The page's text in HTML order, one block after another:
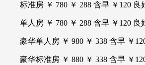
标准房 ￥ 780 ￥ 288 含早 ￥120 良
单人房 ￥ 780 ￥ 288 含早 ￥120 良
豪华单人房 ￥ 980 ￥ 338 含早 ￥
豪华标准房 ￥ 880 ￥ 338 含早 ￥